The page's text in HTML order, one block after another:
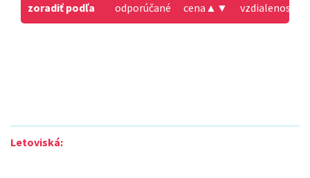
zoradiť podľa odporúčané cena ▲ ▼ vzdialenosť
Letoviská: